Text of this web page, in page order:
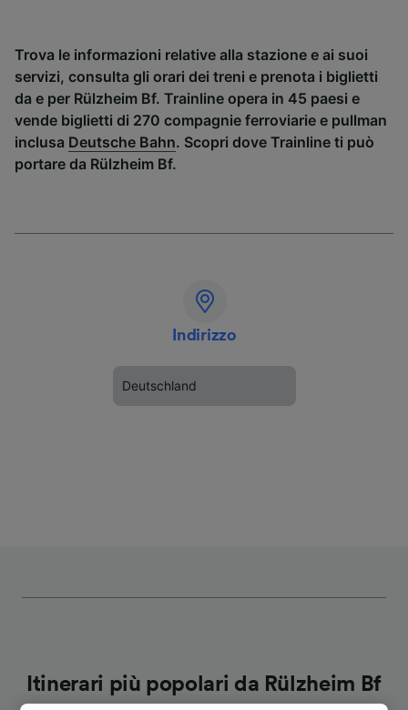
Trova le informazioni relative alla stazione e ai suoi
servizi, consulta gli orari dei treni e prenota i biglietti
da e per Rülzheim Bf. Trainline opera in 45 paesi e
vende biglietti di 270 compagnie ferroviarie e pullman
inclusa Deutsche Bahn. Scopri dove Trainline ti può
portare da Rülzheim Bf.
Indirizzo
Deutschland
Itinerari più popolari da Rülzheim Bf